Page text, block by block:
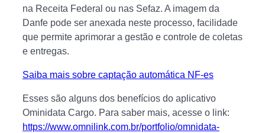
na Receita Federal ou nas Sefaz. A imagem da
Danfe pode ser anexada neste processo, facilidade
que permite aprimorar a gestão e controle de coletas
e entregas.
Saiba mais sobre captação automática NF-es
Esses são alguns dos benefícios do aplicativo
Ominidata Cargo. Para saber mais, acesse o link:
https://www.omnilink.com.br/portfolio/omnidata-